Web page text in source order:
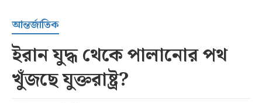
আন্তর্জাতিক
ইরান যুদ্ধ থেকে পালানোর পথ
খুঁজছে যুক্তরাষ্ট্র?